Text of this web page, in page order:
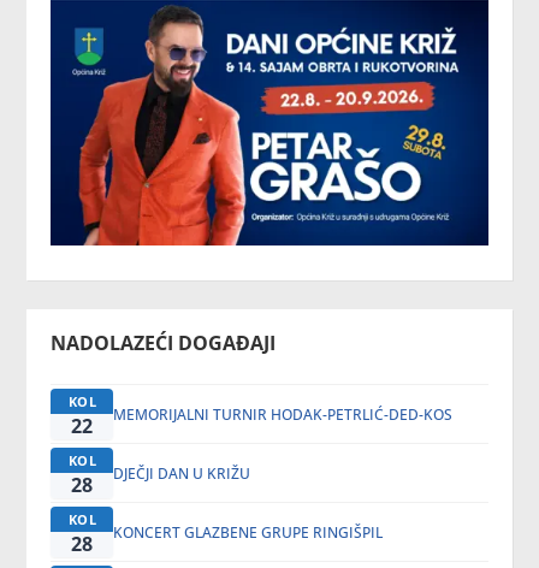
NADOLAZEĆI DOGAĐAJI
KOL
22 MEMORIJALNI TURNIR HODAK-PETRLIĆ-DED-KOS
KOL
28 DJEČJI DAN U KRIŽU
KOL
28 KONCERT GLAZBENE GRUPE RINGIŠPIL